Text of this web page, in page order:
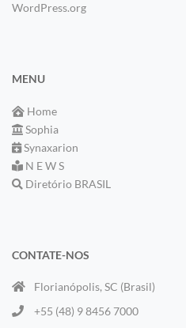
WordPress.org
MENU
Home
Sophia
Synaxarion
N E W S
Diretório BRASIL
CONTATE-NOS
Florianópolis, SC (Brasil)
+55 (48) 9 8456 7000